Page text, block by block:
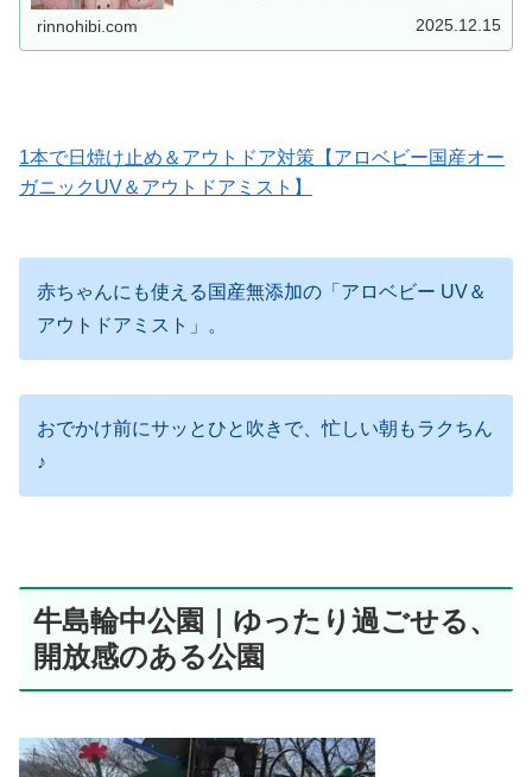
rinnohibi.com 2025.12.15
1本で日焼け止め＆アウトドア対策【アロベビー国産オー
ガニックUV＆アウトドアミスト】
赤ちゃんにも使える国産無添加の「アロベビー UV＆
アウトドアミスト」。
おでかけ前にサッとひと吹きで、忙しい朝もラクちん
♪
牛島輪中公園｜ゆったり過ごせる、
開放感のある公園